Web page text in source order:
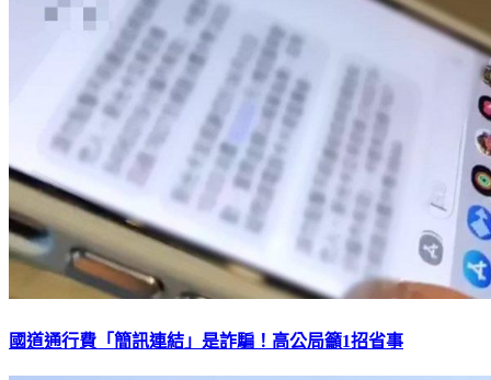
國道通行費「簡訊連結」是詐騙！高公局籲1招省事